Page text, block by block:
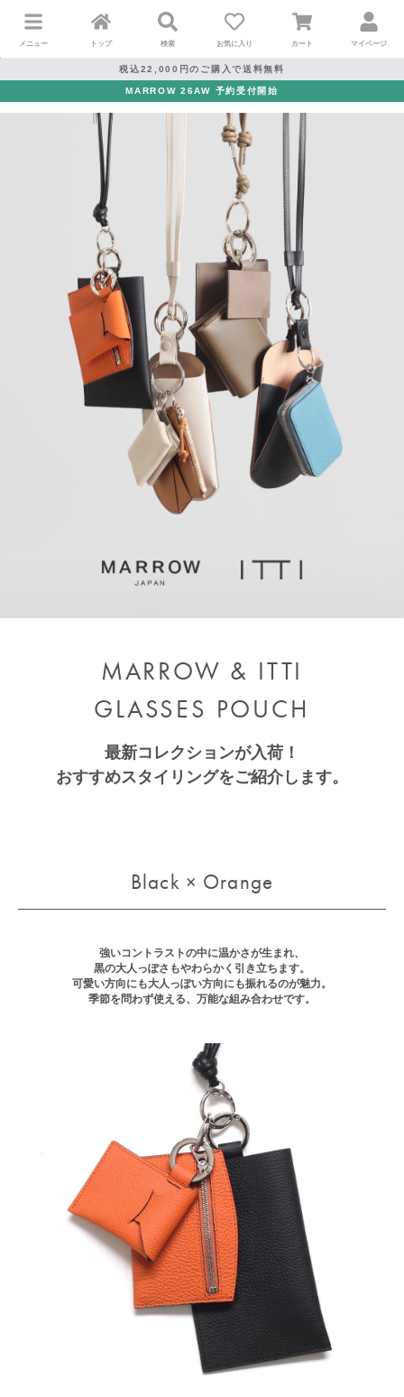
メニュー トップ 検索 お気に入り カート マイページ
税込22,000円のご購入で送料無料
MARROW 26AW 予約受付開始
MARROW & ITTI
GLASSES POUCH
最新コレクションが入荷！
おすすめスタイリングをご紹介します。
Black × Orange
強いコントラストの中に温かさが生まれ、
黒の大人っぽさもやわらかく引き立ちます。
可愛い方向にも大人っぽい方向にも振れるのが魅力。
季節を問わず使える、万能な組み合わせです。